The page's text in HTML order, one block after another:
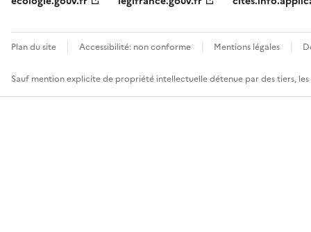
Plan du site Accessibilité: non conforme Mentions légales
Sauf mention explicite de propriété intellectuelle détenue par des tiers,